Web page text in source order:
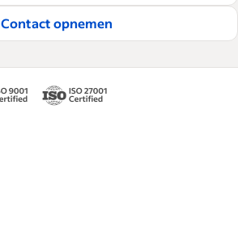
Contact opnemen